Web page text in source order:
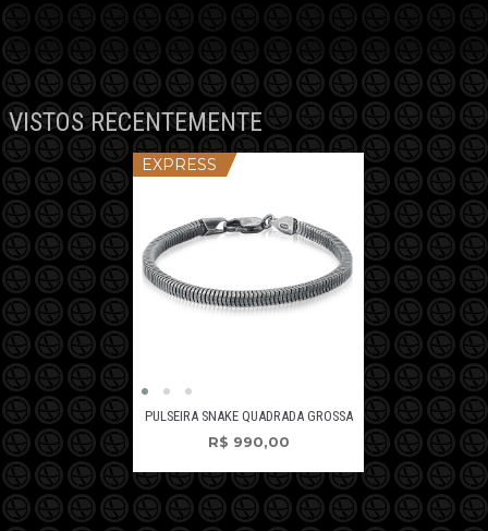
VISTOS RECENTEMENTE
EXPRESS
PULSEIRA SNAKE QUADRADA GROSSA
R$ 990,00